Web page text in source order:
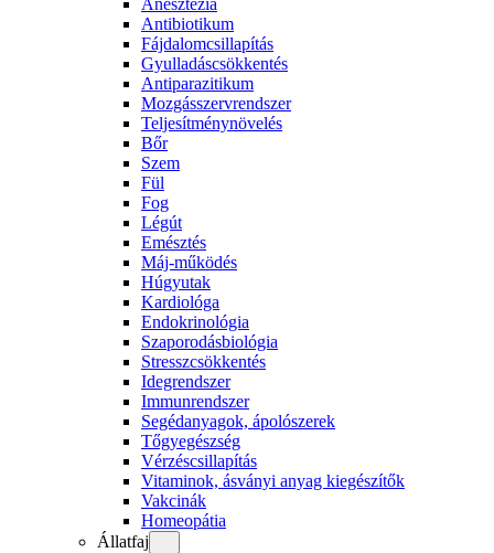
Anesztezia
Antibiotikum
Fájdalomcsillapítás
Gyulladáscsökkentés
Antiparazitikum
Mozgásszervrendszer
Teljesítménynövelés
Bőr
Szem
Fül
Fog
Légút
Emésztés
Máj-működés
Húgyutak
Kardiológa
Endokrinológia
Szaporodásbiológia
Stresszcsökkentés
Idegrendszer
Immunrendszer
Segédanyagok, ápolószerek
Tőgyegészség
Vérzéscsillapítás
Vitaminok, ásványi anyag kiegészítők
Vakcinák
Homeopátia
Állatfaj